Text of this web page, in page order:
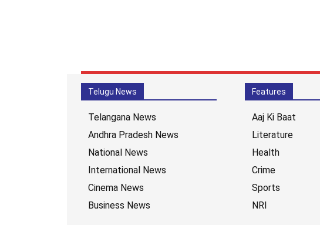
Telugu News
Telangana News
Andhra Pradesh News
National News
International News
Cinema News
Business News
Features
Aaj Ki Baat
Literature
Health
Crime
Sports
NRI